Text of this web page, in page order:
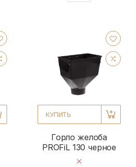
КУПИТЬ
Горло желоба
PROFiL 130 черное